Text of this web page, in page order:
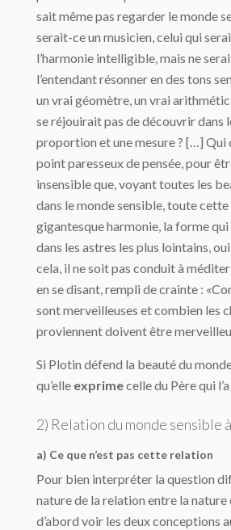
sait même pas regarder le monde
serait-ce un musicien, celui qui
l’harmonie intelligible, mais ne
l’entendant résonner en des tons
un vrai géo­mètre, un vrai
se réjouirait pas de découvrir dans
proportion et une mesure ? […] Qui
point paresseux de pensée, pour
insensible que, voyant toutes les
dans le monde sensible, toute
gigantesque harmonie, la forme
dans les astres les plus lointains,
cela, il ne soit pas conduit à
en se disant, rempli de crainte :
sont merveilleuses et combien les
proviennent doivent être
Si Plotin défend la beauté du
qu’elle exprimecelle du Père qui
2) Relation du monde sensible
a) Ce que n’est pas cette relation
Pour bien interpréter la question
nature de la relation entre la
d’abord voir les deux conceptions